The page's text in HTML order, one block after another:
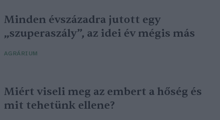
Minden évszázadra jutott egy
„szuperaszály”, az idei év mégis más
AGRÁRIUM
Miért viseli meg az embert a hőség és
mit tehetünk ellene?